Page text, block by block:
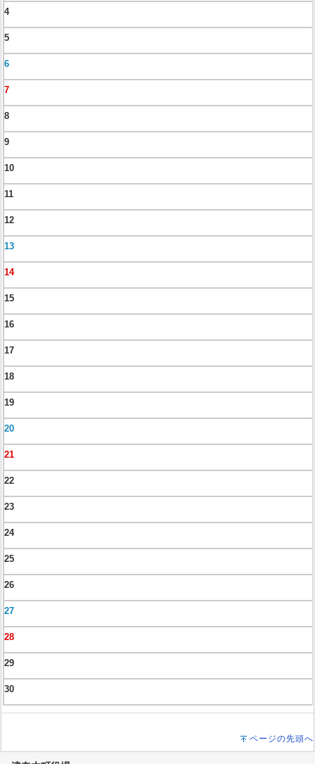
4
5
6
7
8
9
10
11
12
13
14
15
16
17
18
19
20
21
22
23
24
25
26
27
28
29
30
ページの先頭へ